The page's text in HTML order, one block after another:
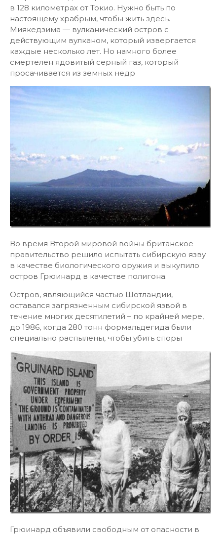
в 128 километрах от Токио. Нужно быть по
настоящему храбрым, чтобы жить здесь.
Миякедзима — вулканический остров с
действующим вулканом, который извергается
каждые несколько лет. Но намного более
смертелен ядовитый серный газ, который
просачивается из земных недр
Во время Второй мировой войны британское
правительство решило испытать сибирскую язву
в качестве биологического оружия и выкупило
остров Грюинард в качестве полигона.
Остров, являющийся частью Шотландии,
оставался загрязненным сибирской язвой в
течение многих десятилетий – по крайней мере,
до 1986, когда 280 тонн формальдегида были
специально распылены, чтобы убить споры
Грюинард объявили свободным от опасности в